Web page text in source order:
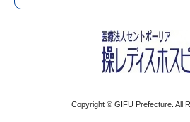
Copyright © GIFU Prefecture. All